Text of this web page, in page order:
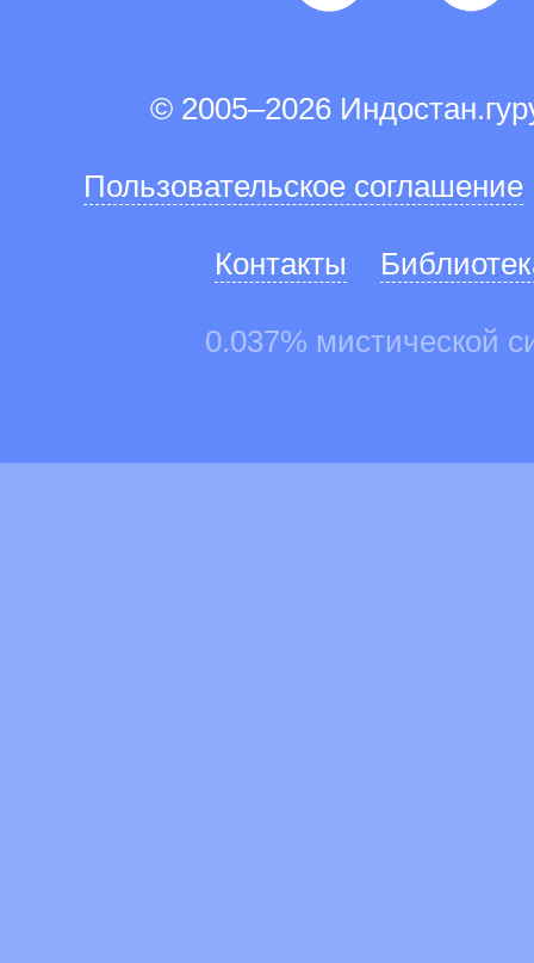
© 2005–2026
Пользовательское соглашение
Контакты
0.037% мистической